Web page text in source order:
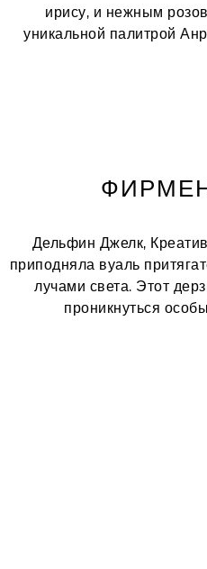
ирису, и нежным
уникальной палитрой
Дельфин Джелк,
приподняла вуаль
лучами света. Этот
проникнуться